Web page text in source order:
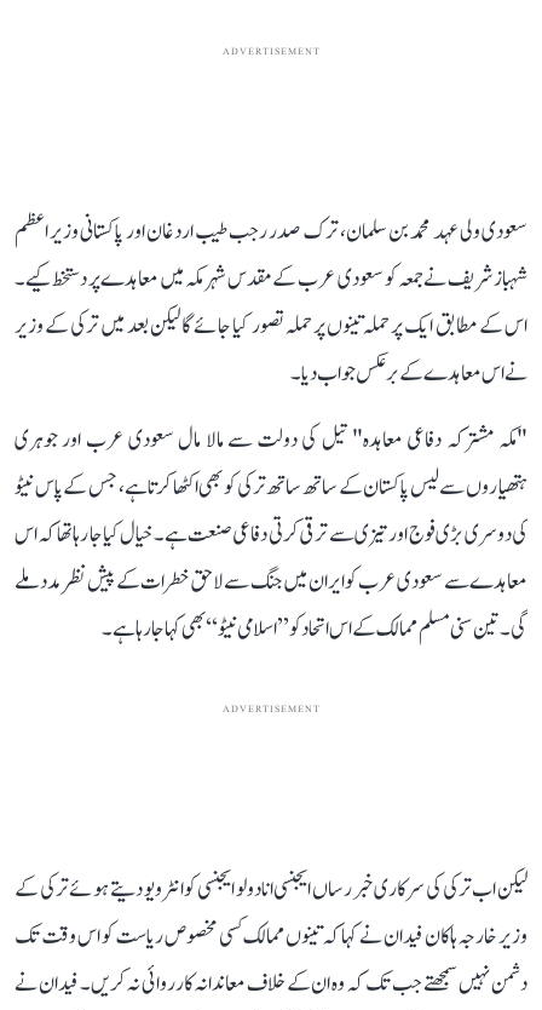
ADVERTISEMENT
سعودی ولی عہد محمد بن سلمان، ترک صدر رجب طیب اردغان اور پاکستانی وزیر اعظم
شہباز شریف نے جمعہ کو سعودی عرب کے مقدس شہر مکہ میں معاہدے پر دستخط کیے۔
اس کے مطابق ایک پر حملہ تینوں پر حملہ تصور کیا جائے گا لیکن بعد میں ترکی کے وزیر
نےاس معاہدے کے برعکس جواب دیا۔
"مکہ مشترکہ دفاعی معاہدہ" تیل کی دولت سے مالا مال سعودی عرب اور جوہری
ہتھیاروں سے لیس پاکستان کے ساتھ ساتھ ترکی کو بھی اکٹھا کرتا ہے، جس کے پاس نیٹو
کی دوسری بڑی فوج اور تیزی سے ترقی کرتی دفاعی صنعت ہے۔ خیال کیا جا رہا تھا کہ اس
معاہدے سے سعودی عرب کو ایران میں جنگ سے لاحق خطرات کے پیش نظر مدد ملے
گی۔ تین سنی مسلم ممالک کے اس اتحاد کو ’’اسلامی نیٹو‘‘ بھی کہا جا رہا ہے۔
ADVERTISEMENT
لیکن اب ترکی کی سرکاری خبر رساں ایجنسی انادولو ایجنسی کو انٹرویو دیتے ہوئے ترکی کے
وزیر خارجہ ہاکان فیدان نے کہا کہ تینوں ممالک کسی مخصوص ریاست کو اس وقت تک
دشمن نہیں سمجھتے جب تک کہ وہ ان کے خلاف معاندانہ کارروائی نہ کریں۔ فیدان نے